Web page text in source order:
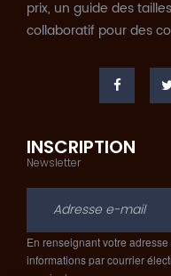
prix, un guide des
collaboratif pour des
INSCRIPTION
Newsletter
En renseignant votre
informations par courrier